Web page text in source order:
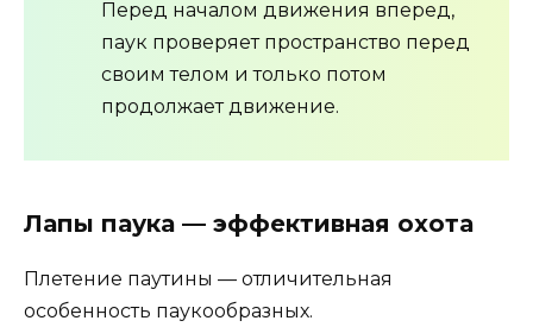
Перед началом движения вперед,
паук проверяет пространство перед
своим телом и только потом
продолжает движение.
Лапы паука — эффективная охота
Плетение паутины — отличительная
особенность паукообразных.